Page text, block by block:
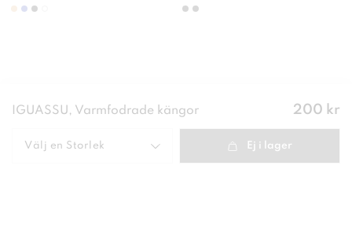
IGUASSU, Varmfodrade kängor Pris:
200 kr
Välj en Storlek Ej i lager